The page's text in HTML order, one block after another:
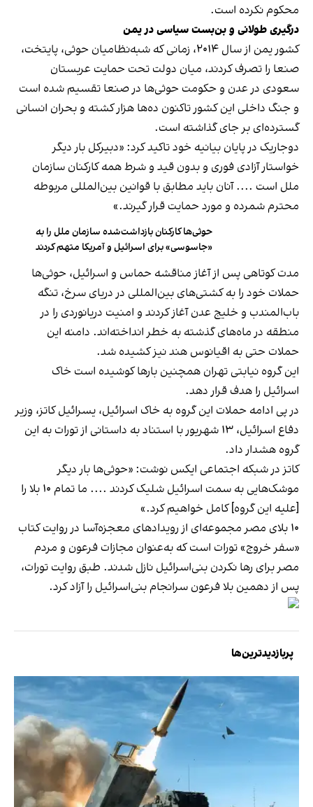
محکوم نکرده است.
درگیری طولانی و بن‌بست سیاسی در یمن
کشور یمن از سال ۲۰۱۴، زمانی که شبه‌نظامیان حوثی، پایتخت،
صنعا را تصرف کردند، میان دولت تحت حمایت عربستان
سعودی در عدن و حکومت حوثی‌ها در صنعا تقسیم شده است
و جنگ داخلی این کشور تاکنون ده‌ها هزار کشته و بحران انسانی
گسترده‌ای بر جای گذاشته است.
دوجاریک در پایان بیانیه خود تاکید کرد: «دبیرکل بار دیگر
خواستار آزادی فوری و بدون قید و شرط همه کارکنان سازمان
ملل است .... آنان باید مطابق با قوانین بین‌المللی مربوطه
محترم شمرده و مورد حمایت قرار گیرند.»
حوثی‌ها کارکنان بازداشت‌شده سازمان ملل را به
«جاسوسی» برای اسرائیل و آمریکا متهم کردند
مدت کوتاهی پس از آغاز مناقشه حماس و اسرائیل، حوثی‌ها
حملات خود را به کشتی‌های بین‌المللی در دریای سرخ، تنگه
باب‌المندب و خلیج عدن آغاز کردند و امنیت دریانوردی را در
منطقه در ماه‎‌های گذشته به خطر انداخته‌اند. دامنه این
حملات حتی به اقیانوس هند نیز کشیده شد.
این گروه نیابتی تهران همچنین بارها کوشیده‌ است خاک
اسرائیل را هدف قرار دهد.
در پی ادامه حملات این گروه به خاک اسرائیل، یسرائیل کاتز، وزیر
دفاع اسرائیل، ۱۳ شهریور با استناد به داستانی از تورات به این
گروه هشدار داد.
کاتز در شبکه اجتماعی ایکس نوشت: «حوثی‌ها بار دیگر
موشک‌هایی به سمت اسرائیل شلیک کردند .... ما تمام ۱۰ بلا را
[علیه این گروه] کامل خواهیم کرد.»
۱۰ بلای مصر مجموعه‌ای از رویدادهای معجزه‌آسا در روایت کتاب
«سفر خروج» تورات است که به‌عنوان مجازات فرعون و مردم
مصر برای رها نکردن بنی‌اسرائیل نازل شدند. طبق روایت تورات،
پس از دهمین بلا فرعون سرانجام بنی‌اسرائیل را آزاد کرد.
پربازدیدترین‌ها